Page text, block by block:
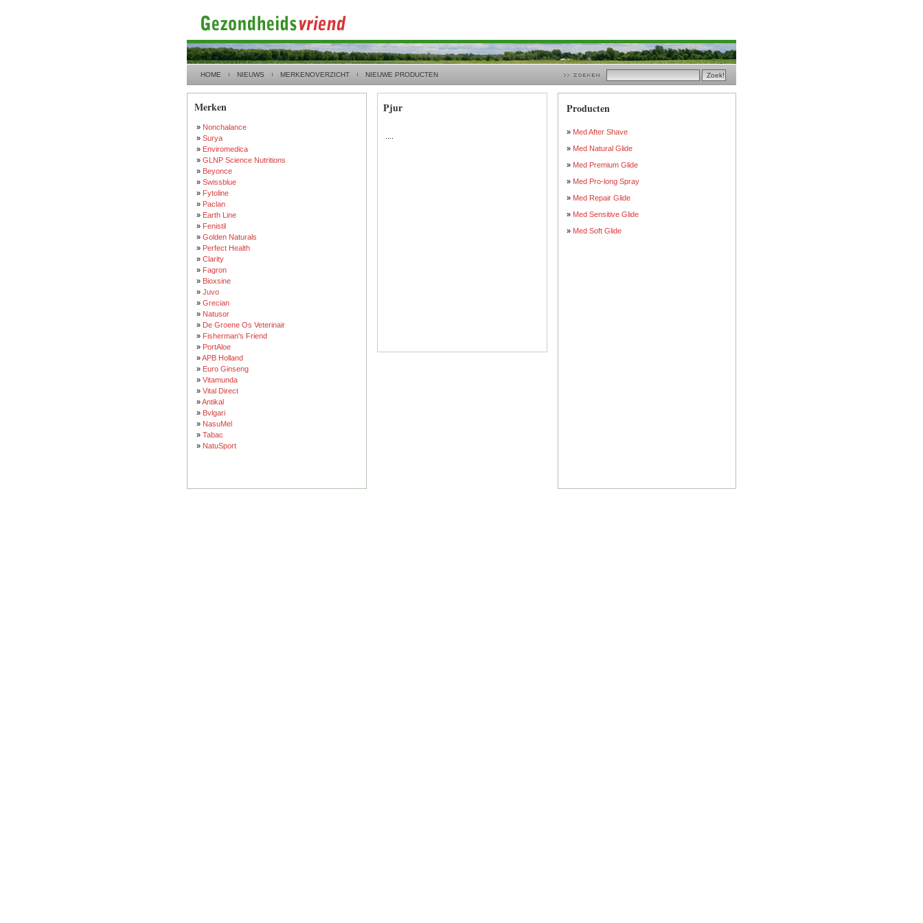
HOME NIEUWS MERKENOVERZICHT NIEUWE PRODUCTEN
Merken
» Nonchalance
» Surya
» Enviromedica
» GLNP Science Nutritions
» Beyonce
» Swissblue
» Fytoline
» Paclan
» Earth Line
» Fenistil
» Golden Naturals
» Perfect Health
» Clarity
» Fagron
» Bioxsine
» Juvo
» Grecian
» Natusor
» De Groene Os Veterinair
» Fisherman's Friend
» PortAloe
»APB Holland
» Euro Ginseng
» Vitamunda
» Vital Direct
»Antikal
» Bvlgari
» NasuMel
» Tabac
» NatuSport
Pjur Producten
» Med After Shave
» Med Natural Glide
» Med Premium Glide
» Med Pro-long Spray
» Med Repair Glide
» Med Sensitive Glide
» Med Soft Glide